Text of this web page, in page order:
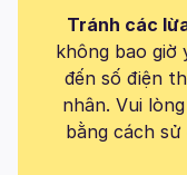
Tránh các
không bao giờ
đến số điện
nhân. Vui
bằng cách